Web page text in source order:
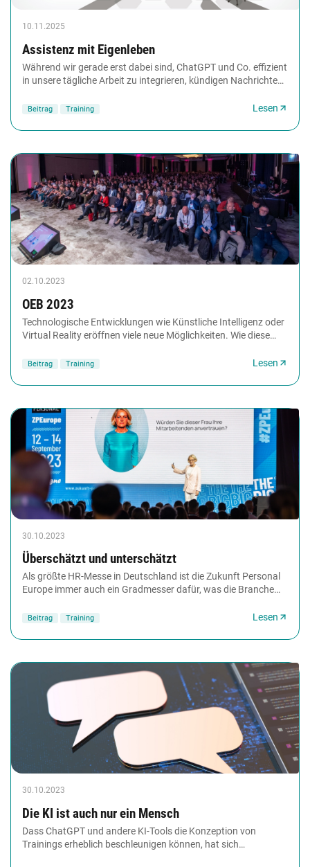
10.11.2025
Assistenz mit Eigenleben
Während wir gerade erst dabei sind, ChatGPT und Co. effizient
in unsere tägliche Arbeit zu integrieren, kündigen Nachrichten
Beitrag Training Lesen
02.10.2023
OEB 2023
Technologische Entwicklungen wie Künstliche Intelligenz oder
Virtual Reality eröffnen viele neue Möglichkeiten. Wie diese
Beitrag Training Lesen
30.10.2023
Überschätzt und unterschätzt
Als größte HR-Messe in Deutschland ist die Zukunft Personal
Europe immer auch ein Gradmesser dafür, was die Branche
Beitrag Training Lesen
30.10.2023
Die KI ist auch nur ein Mensch
Dass ChatGPT und andere KI-Tools die Konzeption von
Trainings erheblich beschleunigen können, hat sich